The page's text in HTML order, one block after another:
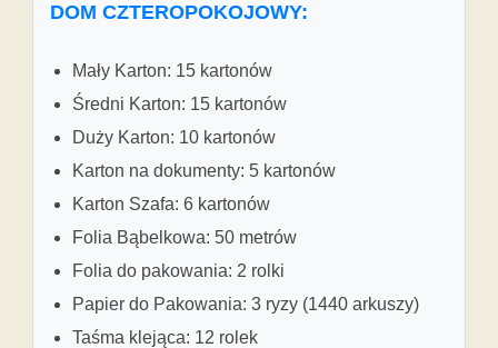
DOM CZTEROPOKOJOWY:
Mały Karton: 15 kartonów
Średni Karton: 15 kartonów
Duży Karton: 10 kartonów
Karton na dokumenty: 5 kartonów
Karton Szafa: 6 kartonów
Folia Bąbelkowa: 50 metrów
Folia do pakowania: 2 rolki
Papier do Pakowania: 3 ryzy (1440 arkuszy)
Taśma klejąca: 12 rolek